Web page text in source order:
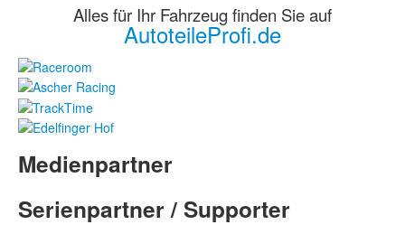
Alles für Ihr Fahrzeug finden Sie auf
AutoteileProfi.de
Medienpartner
Serienpartner / Supporter